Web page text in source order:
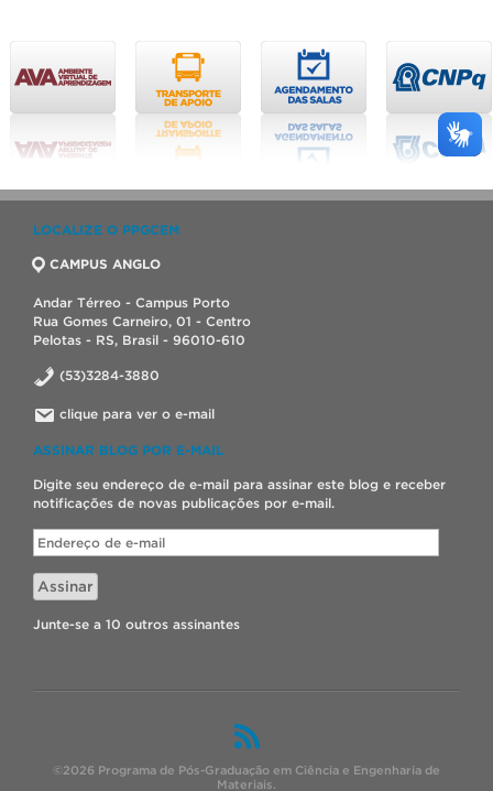
LOCALIZE O PPGCEM
CAMPUS ANGLO
Andar Térreo - Campus Porto
Rua Gomes Carneiro, 01 - Centro
Pelotas - RS, Brasil - 96010-610
(53)3284-3880
clique para ver o e-mail
ASSINAR BLOG POR E-MAIL
Digite seu endereço de e-mail para assinar este blog e receber
notificações de novas publicações por e-mail.
Endereço
de
e-
mail
Assinar
Junte-se a 10 outros assinantes
©2026 Programa de Pós-Graduação em Ciência e Engenharia de
Materiais.